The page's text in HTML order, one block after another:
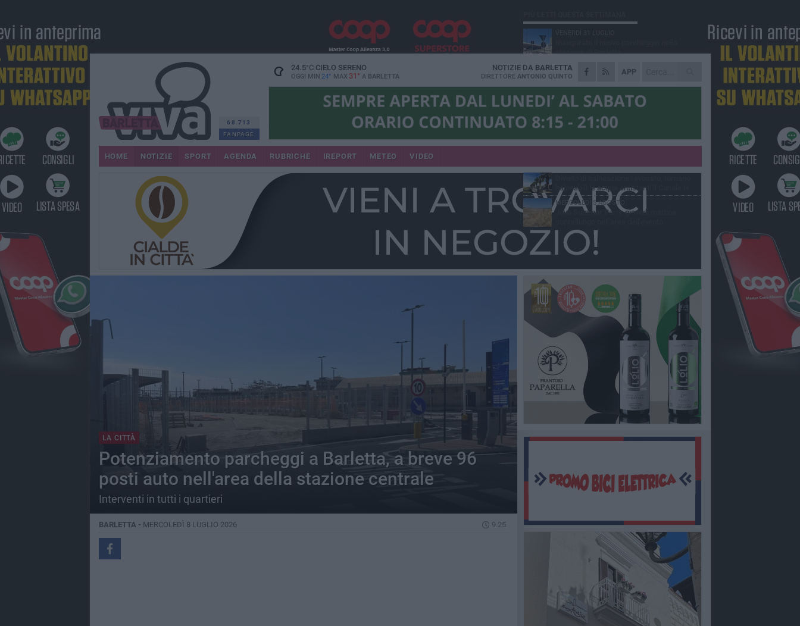
68.713
FANPAGE
24.5°CCIELO SERENO
OGGI MIN 24° MAX 31° A BARLETTA
APP
NOTIZIE DA BARLETTA
DIRETTORE ANTONIO QUINTO
HOME NOTIZIE SPORT AGENDA RUBRICHE IREPORT METEO VIDEO
LA CITTÀ
Potenziamento parcheggi a Barletta, a breve 96
posti auto nell'area della stazione centrale
Interventi in tutti i quartieri
BARLETTA - MERCOLEDÌ 8 LUGLIO 2026 9.25
stazione di Barletta
MERCOLEDÌ 5 AGOSTO
Barletta piange Gioacchino Dagnello:
64enne barlettano investito all'alba a Trani
GIOVEDÌ 30 LUGLIO
gioielleria, banditi in fuga
Beni confiscati alla mafia. Nasce il servizio
VENERDÌ 31 LUGLIO
balneabili le acque antistanti il Canale H
MERCOLEDÌ 5 AGOSTO
Jova Summer Party, giovedì mattina